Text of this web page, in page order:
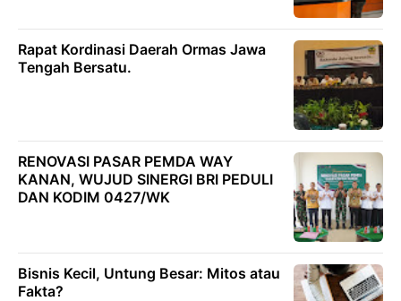
Rapat Kordinasi Daerah Ormas Jawa
Tengah Bersatu.
RENOVASI PASAR PEMDA WAY
KANAN, WUJUD SINERGI BRI PEDULI
DAN KODIM 0427/WK
Bisnis Kecil, Untung Besar: Mitos atau
Fakta?